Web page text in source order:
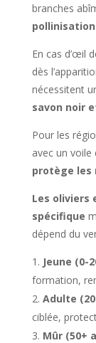
branches
En cas d’œil
dès
nécessitent
savon noir
Pour les
avec un voile
protège les
Les oliviers
spécifique
dépend du
Jeune (0-
formation,
Adulte
ciblée,
Mûr (50+